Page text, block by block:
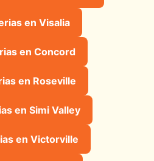
en Visalia
en Concord
en Roseville
en Simi Valley
en Victorville